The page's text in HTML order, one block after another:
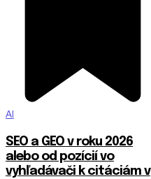
AI
SEO a GEO v roku 2026
alebo od pozícií vo
vyhľadávači k citáciám v